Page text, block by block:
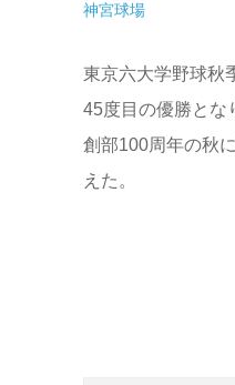
神宮球場
東京六大学野球秋
45度目の優勝とな
創部100周年の秋
えた。